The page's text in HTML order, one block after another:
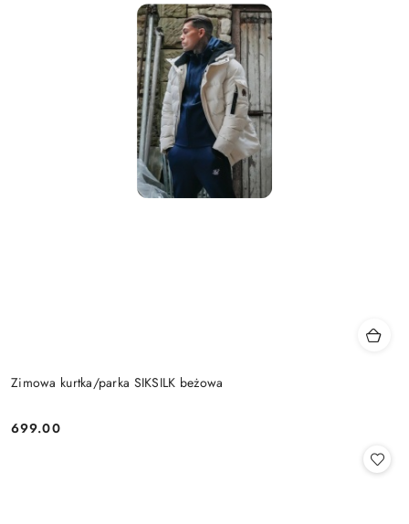
Zimowa kurtka/parka SIKSILK beżowa
Cena:
699.00